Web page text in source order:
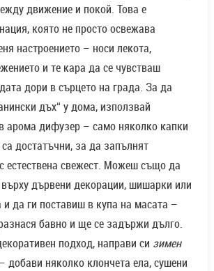
движение и покой. Това е
която не просто освежава
настроението – носи лекота,
и те кара да се чувстваш
дори в сърцето на града. За да
дъх“ у дома, използвай
арома дифузер – само няколко капки
достатъчни, за да запълнят
естествена свежест. Можеш също да
дървени декорации, шишарки или
и да ги поставиш в купа на масата –
бавно и ще се задържи дълго.
подход, направи си зимен
добави няколко клончета ела, сушени